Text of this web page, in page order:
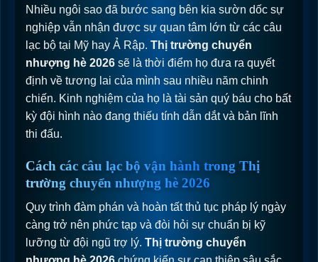
Nhiều ngôi sao đã bước sang bên kia sườn dốc sự
nghiệp vẫn nhận được sự quan tâm lớn từ các câu
lạc bộ tại Mỹ hay Ả Rập. Thị trường chuyển
nhượng hè 2026 sẽ là thời điểm họ đưa ra quyết
định về tương lai của mình sau nhiều năm chinh
chiến. Kinh nghiệm của họ là tài sản quý báu cho bất
kỳ đội hình nào đang thiếu tính dẫn dắt và bản lĩnh
thi đấu.
Cách các câu lạc bộ vận hành trong Thị
trường chuyển nhượng hè 2026
Quy trình đàm phán và hoàn tất thủ tục pháp lý ngày
càng trở nên phức tạp và đòi hỏi sự chuẩn bị kỹ
lưỡng từ đội ngũ trợ lý. Thị trường chuyển